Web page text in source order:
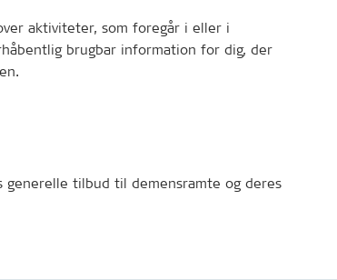
aktiviteter, som foregår i eller i
brugbar information for dig, der
generelle tilbud til demensramte og deres